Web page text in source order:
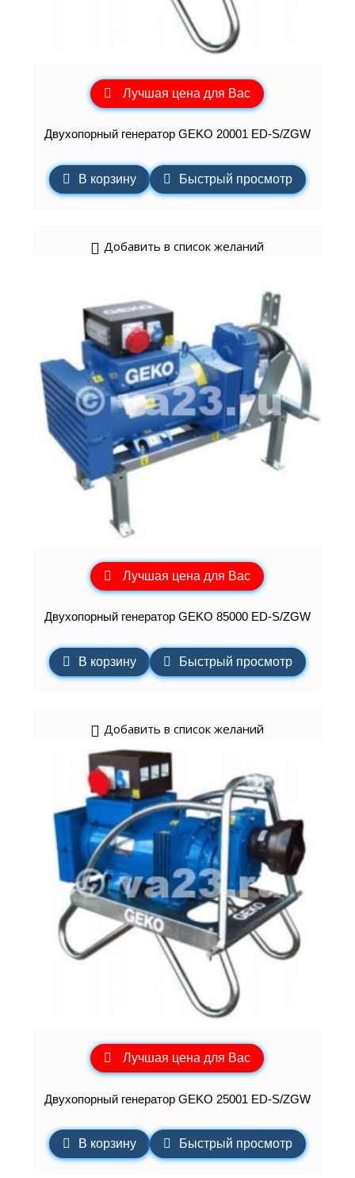
Лучшая цена для Вас
Двухопорный генератор GEKO 20001 ED-S/ZGW
В корзину Быстрый просмотр
Добавить в список желаний
Лучшая цена для Вас
Двухопорный генератор GEKO 85000 ED-S/ZGW
В корзину Быстрый просмотр
Добавить в список желаний
Лучшая цена для Вас
Двухопорный генератор GEKO 25001 ED-S/ZGW
В корзину Быстрый просмотр